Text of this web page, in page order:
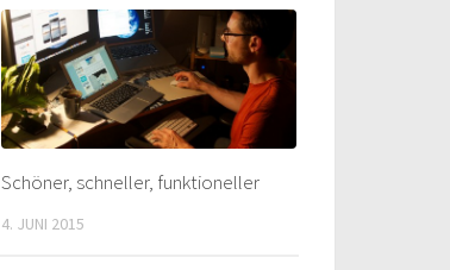
Schöner, schneller, funktioneller
4. JUNI 2015